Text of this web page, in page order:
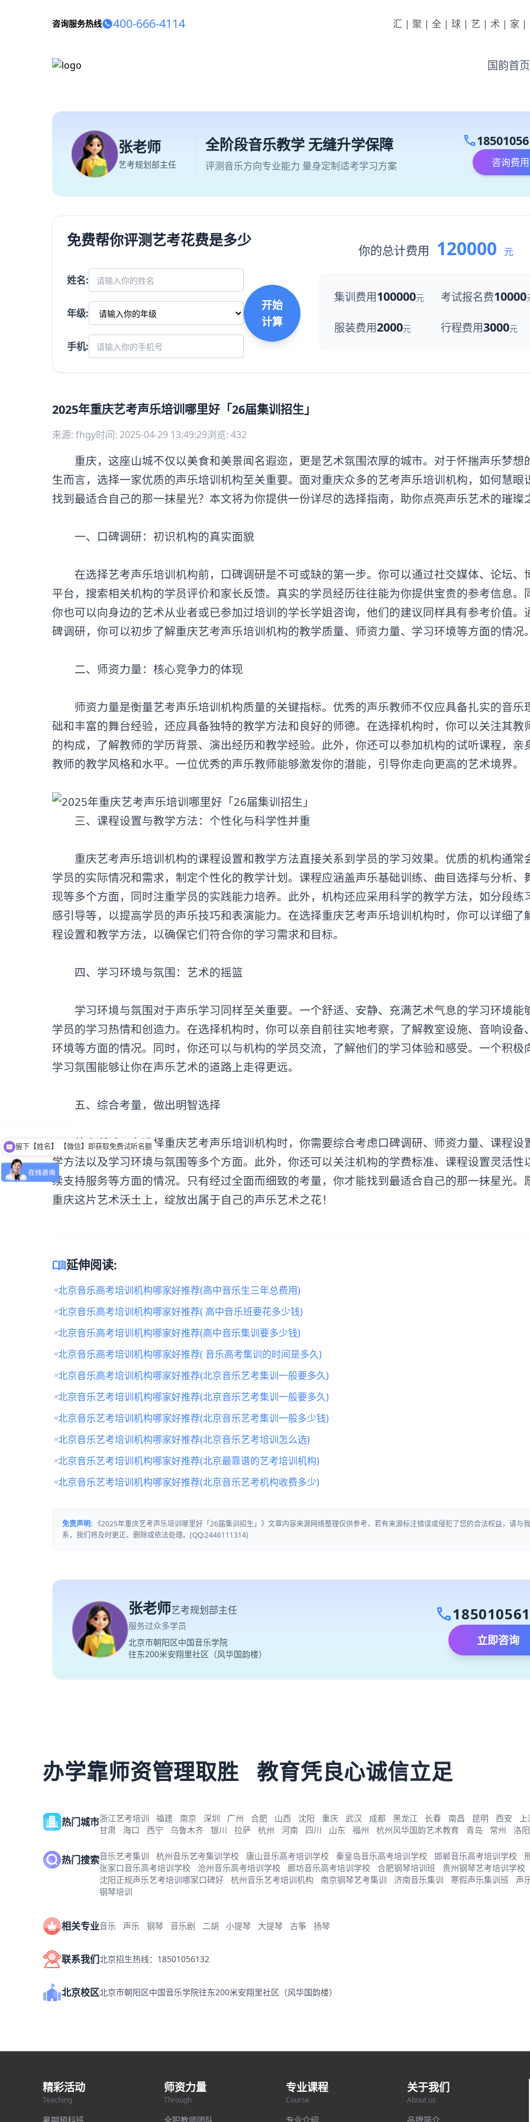
咨询服务热线 400-666-4114 汇|聚|全|球|艺|术|家|
国韵首页
张老师
艺考规划部主任
全阶段音乐教学 无缝升学保障
评测音乐方向专业能力 量身定制适考学习方案
call
咨询费用
免费帮你评测艺考花费是多少
姓名:
年级:
手机:
开始
计算
你的总计费用 120000 元
集训费用100000元 考试报名费10000
服装费用2000元 行程费用3000元
2025年重庆艺考声乐培训哪里好「26届集训招生」
来源: fhgy时间: 2025-04-29 13:49:29浏览: 432
重庆，这座山城不仅以美食和美景闻名遐迩，更是艺术氛围浓厚的城市。对于怀揣声乐梦想
生而言，选择一家优质的声乐培训机构至关重要。面对重庆众多的艺考声乐培训机构，如何慧眼
找到最适合自己的那一抹星光？本文将为你提供一份详尽的选择指南，助你点亮声乐艺术的璀璨
‌一、口碑调研：初识机构的真实面貌‌
在选择艺考声乐培训机构前，口碑调研是不可或缺的第一步。你可以通过社交媒体、论坛、
平台，搜索相关机构的学员评价和家长反馈。真实的学员经历往往能为你提供宝贵的参考信息。
你也可以向身边的艺术从业者或已参加过培训的学长学姐咨询，他们的建议同样具有参考价值。
碑调研，你可以初步了解重庆艺考声乐培训机构的教学质量、师资力量、学习环境等方面的情况
‌二、师资力量：核心竞争力的体现‌
师资力量是衡量艺考声乐培训机构质量的关键指标。优秀的声乐教师不仅应具备扎实的音乐
础和丰富的舞台经验，还应具备独特的教学方法和良好的师德。在选择机构时，你可以关注其教
的构成，了解教师的学历背景、演出经历和教学经验。此外，你还可以参加机构的试听课程，亲
教师的教学风格和水平。一位优秀的声乐教师能够激发你的潜能，引导你走向更高的艺术境界。
‌三、课程设置与教学方法：个性化与科学性并重‌
重庆艺考声乐培训机构的课程设置和教学方法直接关系到学员的学习效果。优质的机构通常
学员的实际情况和需求，制定个性化的教学计划。课程应涵盖声乐基础训练、曲目选择与分析、
现等多个方面，同时注重学员的实践能力培养。此外，机构还应采用科学的教学方法，如分段练
感引导等，以提高学员的声乐技巧和表演能力。在选择重庆艺考声乐培训机构时，你可以详细了
程设置和教学方法，以确保它们符合你的学习需求和目标。
‌四、学习环境与氛围：艺术的摇篮‌
学习环境与氛围对于声乐学习同样至关重要。一个舒适、安静、充满艺术气息的学习环境能
学员的学习热情和创造力。在选择机构时，你可以亲自前往实地考察，了解教室设施、音响设备
环境等方面的情况。同时，你还可以与机构的学员交流，了解他们的学习体验和感受。一个积极
学习氛围能够让你在声乐艺术的道路上走得更远。
‌五、综合考量，做出明智选择‌
综上所述，在选择重庆艺考声乐培训机构时，你需要综合考虑口碑调研、师资力量、课程设
学方法以及学习环境与氛围等多个方面。此外，你还可以关注机构的学费标准、课程设置灵活性
续支持服务等方面的情况。只有经过全面而细致的考量，你才能找到最适合自己的那一抹星光。
重庆这片艺术沃土上，绽放出属于自己的声乐艺术之花！
menu_book延伸阅读:
北京音乐高考培训机构哪家好推荐(高中音乐生三年总费用)
北京音乐高考培训机构哪家好推荐( 高中音乐班要花多少钱)
北京音乐高考培训机构哪家好推荐(高中音乐集训要多少钱)
北京音乐高考培训机构哪家好推荐( 音乐高考集训的时间是多久)
北京音乐高考培训机构哪家好推荐(北京音乐艺考集训一般要多久)
北京音乐艺考培训机构哪家好推荐(北京音乐艺考集训一般要多久)
北京音乐艺考培训机构哪家好推荐(北京音乐艺考集训一般多少钱)
北京音乐艺考培训机构哪家好推荐(北京音乐艺考培训怎么选)
北京音乐艺考培训机构哪家好推荐(北京最靠谱的艺考培训机构)
北京音乐艺考培训机构哪家好推荐(北京音乐艺考机构收费多少)
免责声明: 《2025年重庆艺考声乐培训哪里好「26届集训招生」》文章内容来源网络整理仅供参考，若有来源标注错误或侵犯了您的合法权益，请与
系，我们将及时更正、删除或依法处理。(QQ:2446111314)
张老师艺考规划部主任
服务过众多学员
北京市朝阳区中国音乐学院
往东200米安翔里社区（风华国韵楼）
call
立即咨询
办学靠师资管理取胜 教育凭良心诚信立足
热门城市浙江艺考培训 福建 南京 深圳 广州 合肥 山西 沈阳 重庆 武汉 成都 黑龙江 长春 南昌 昆明 西安
甘肃
海口 西宁 乌鲁木齐 银川 拉萨 杭州 河南 四川 山东 福州 杭州风华国韵艺术教育 青岛 常州 洛阳
热门搜索音乐艺考集训 杭州音乐艺考集训学校 唐山音乐高考培训学校 秦皇岛音乐高考培训学校 邯郸音乐高考培训学校
张家口音乐高考培训学校
沧州音乐高考培训学校 廊坊音乐高考培训学校 合肥钢琴培训班
贵州钢琴艺考培训学校
沈阳正规声乐艺考培训哪家口碑好
杭州音乐艺考培训机构 南京钢琴艺考集训 济南音乐集训 寒假声乐集训班
声
钢琴培训
相关专业音乐 声乐 钢琴 音乐剧 二胡 小提琴 大提琴 古筝 扬琴
联系我们北京招生热线：18501056132
北京校区北京市朝阳区中国音乐学院往东200米安翔里社区（风华国韵楼）
精彩活动
Teaching
师资力量
Through
专业课程
Course
关于我们
About us
留下【姓名】 【微信】即获取免费试听名额